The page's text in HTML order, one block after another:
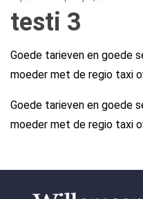
testi 3
Goede tarieven en goede
moeder met de regio taxi
Goede tarieven en goede
moeder met de regio taxi